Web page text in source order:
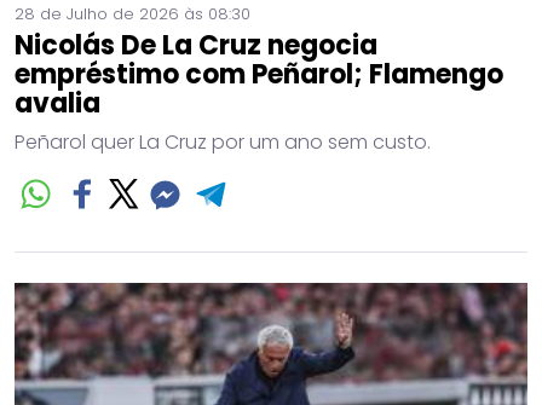
28 de Julho de 2026 às 08:30
Nicolás De La Cruz negocia
empréstimo com Peñarol; Flamengo
avalia
Peñarol quer La Cruz por um ano sem custo.